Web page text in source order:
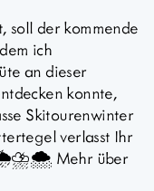
soll der kommende
ich
an dieser
konnte,
Skitourenwinter
verlasst Ihr
☀️🌦️⛈️🌨️ Mehr über